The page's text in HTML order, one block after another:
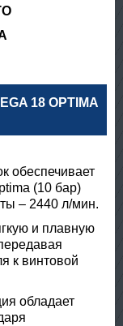
18 OPTIMA
обеспечивает
(10 бар)
– 2440 л/мин.
и плавную
к винтовой
обладает